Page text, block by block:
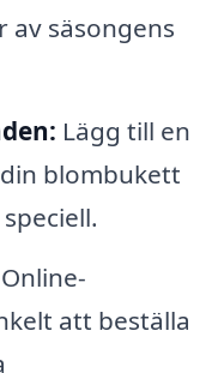
säsongens
Lägg till en
blombukett
Online-
att beställa